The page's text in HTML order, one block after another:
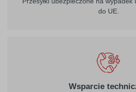
do UE.
Wsparcie